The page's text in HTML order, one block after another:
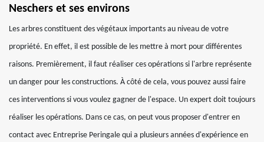
Neschers et ses environs
Les arbres constituent des végétaux importants au niveau de votre
propriété. En effet, il est possible de les mettre à mort pour différentes
raisons. Premièrement, il faut réaliser ces opérations si l'arbre représente
un danger pour les constructions. À côté de cela, vous pouvez aussi faire
ces interventions si vous voulez gagner de l'espace. Un expert doit toujours
réaliser les opérations. Dans ce cas, on peut vous proposer d'entrer en
contact avec Entreprise Peringale qui a plusieurs années d'expérience en